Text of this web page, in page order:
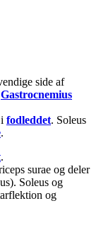
side af
Gastrocnemius
fodleddet. Soleus
.
.
surae og deler
Soleus og
og